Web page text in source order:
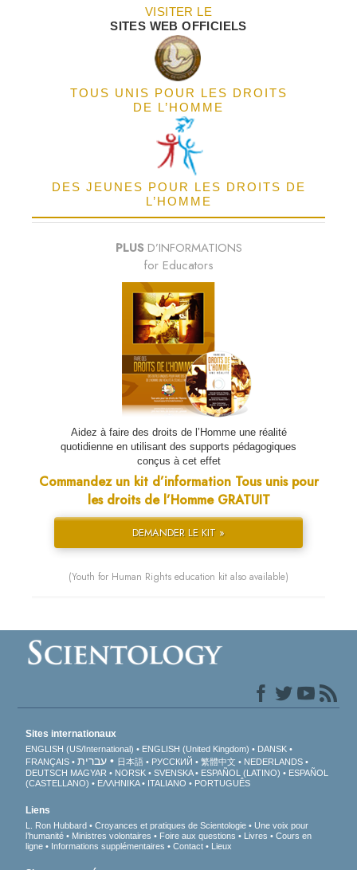
VISITER LE
SITES WEB OFFICIELS
TOUS UNIS POUR LES DROITS
DE L’HOMME
DES JEUNES POUR LES DROITS DE
L’HOMME
PLUS D’INFORMATIONS
for Educators
Aidez à faire des droits de l’Homme une réalité
quotidienne en utilisant des supports pédagogiques
conçus à cet effet
Commandez un kit d’information Tous unis pour
les droits de l’Homme GRATUIT
DEMANDER LE KIT »
(Youth for Human Rights education kit also available)
Sites internationaux
ENGLISH (US/International) ENGLISH (United Kingdom)
DANSK
FRANÇAIS
עברית 日本語 РУССКИЙ 繁體中文
NEDERLANDS
DEUTSCH MAGYAR NORSK SVENSKA ESPAÑOL (LATINO)
ESPAÑOL
(CASTELLANO)
ΕΛΛΗΝΙΚA ITALIANO PORTUGUÊS
Liens
L. Ron Hubbard Croyances et pratiques de Scientologie
Une voix pour
l’humanité
Ministres volontaires Foire aux questions Livres
Cours en
ligne
Informations supplémentaires Contact Lieux